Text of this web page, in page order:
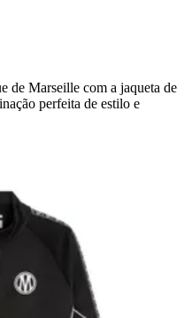
de Marseille com a jaqueta de
perfeita de estilo e